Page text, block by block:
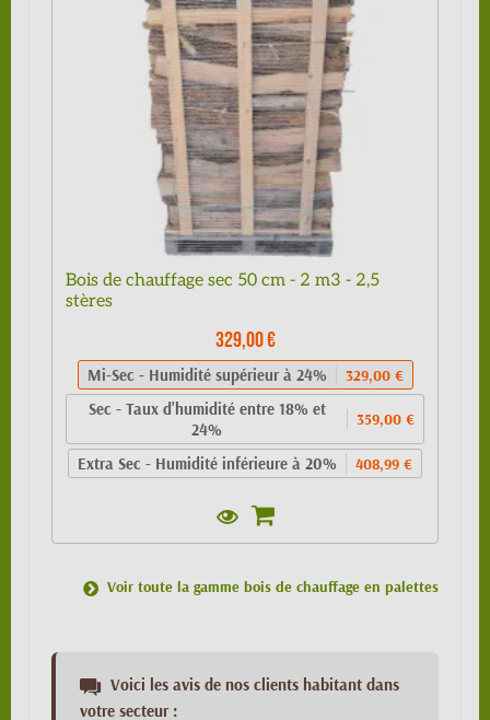
Bois de chauffage sec 50 cm - 2 m3 - 2,5
stères
329,00 €
Mi-Sec - Humidité supérieur à 24% 329,00 €
Sec - Taux d'humidité entre 18% et
24%
359,00 €
Extra Sec - Humidité inférieure à 20% 408,99 €
Voir toute la gamme bois de chauffage en palettes
Voici les avis de nos clients habitant dans
votre secteur :